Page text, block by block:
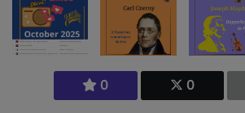
0 0